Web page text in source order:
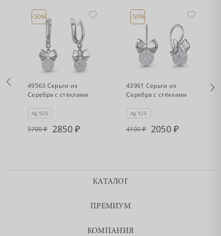
-50%
Есть в наличии
49563 Серьги из
Серебра с стёклами
Ag 925
5700 2850
-50%
43961 Серьги из
Серебра с стёклами
Ag 925
4100 2050
КАТАЛОГ
ПРЕМИУМ
КОМПАНИЯ